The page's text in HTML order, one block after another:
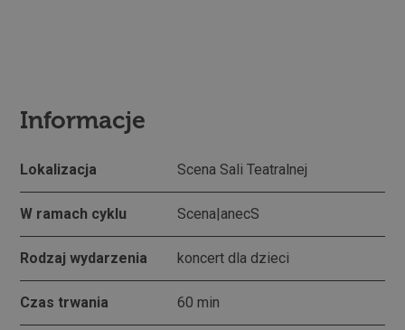
Informacje
Lokalizacja Scena Sali Teatralnej
W ramach cyklu Scena|anecS
Rodzaj wydarzenia koncert dla dzieci
Czas trwania 60 min